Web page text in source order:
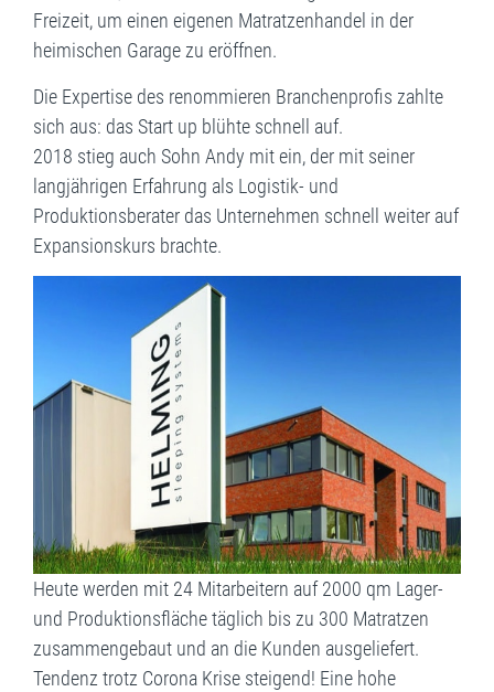
Freizeit, um einen eigenen Matratzenhandel in der
heimischen Garage zu eröffnen.
Die Expertise des renommieren Branchenprofis zahlte
sich aus: das Start up blühte schnell auf.
2018 stieg auch Sohn Andy mit ein, der mit seiner
langjährigen Erfahrung als Logistik- und
Produktionsberater das Unternehmen schnell weiter auf
Expansionskurs brachte.
Heute werden mit 24 Mitarbeitern auf 2000 qm Lager-
und Produktionsfläche täglich bis zu 300 Matratzen
zusammengebaut und an die Kunden ausgeliefert.
Tendenz trotz Corona Krise steigend! Eine hohe